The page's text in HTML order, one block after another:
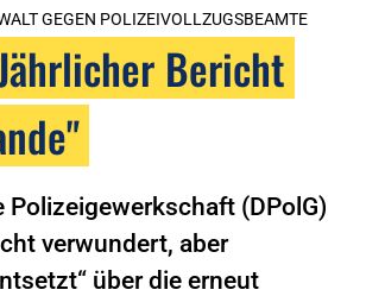
GEGEN POLIZEIVOLLZUGSBEAMTE
Bericht
Polizeigewerkschaft (DPolG)
verwundert, aber
über die erneut